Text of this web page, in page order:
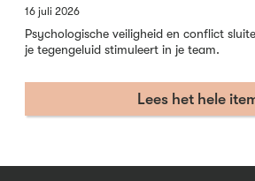
16 juli 2026
Psychologische veiligheid en conflict
je tegengeluid stimuleert in je team.
Lees het hele